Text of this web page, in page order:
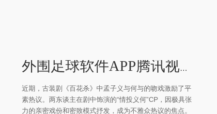
外围足球软件APP腾讯视频单日预约量激增-外围足球软件APP
近期，古装剧《百花杀》中孟子义与何与的吻戏激励了平
素热议。两东谈主在剧中饰演的“情投义何”CP，因极具张
力的亲密戏份和密致模式抒发，成为不雅众热议的焦点。